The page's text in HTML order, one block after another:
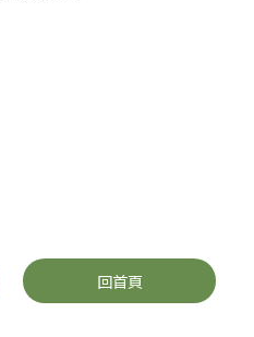
回首頁